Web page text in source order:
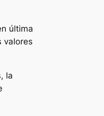
última
valores
la